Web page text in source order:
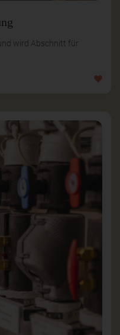
wird Abschnitt für